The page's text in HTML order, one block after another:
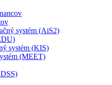
systém (AiS2)
systém (KIS)
(MEET)